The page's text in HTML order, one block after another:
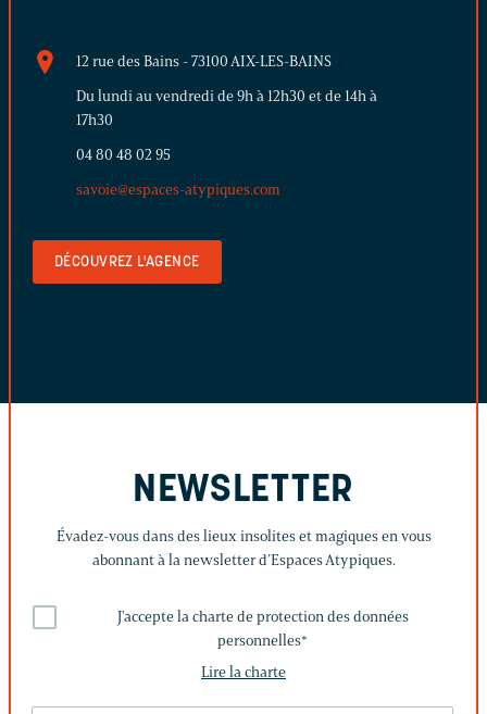
12 rue des Bains - 73100 AIX-LES-BAINS
Du lundi au vendredi de 9h à 12h30 et de 14h à
17h30
04 80 48 02 95
savoie@espaces-atypiques.com
DÉCOUVREZ L'AGENCE
NEWSLETTER
Évadez-vous dans des lieux insolites et magiques en vous
abonnant à la newsletter d’Espaces Atypiques.
J'accepte la charte de protection des données
personnelles*
Lire la charte